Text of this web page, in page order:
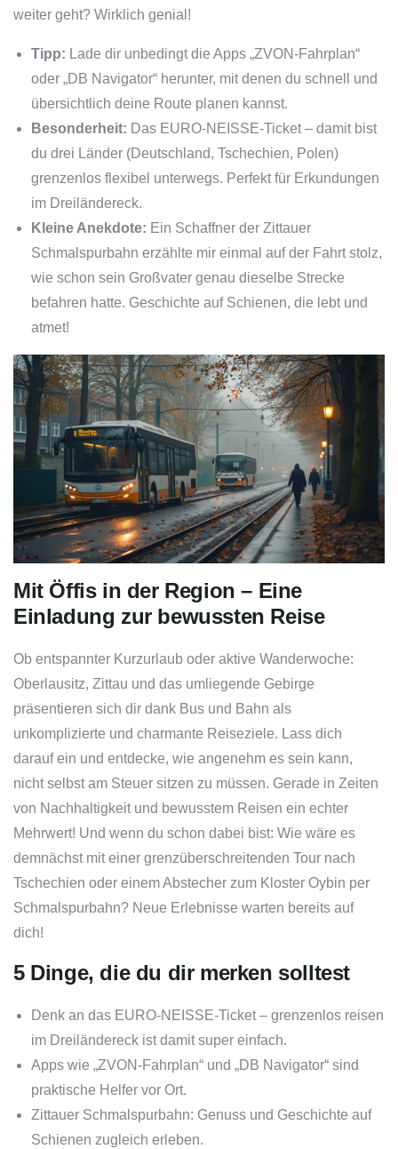
weiter geht? Wirklich genial!
Tipp: Lade dir unbedingt die Apps „ZVON-Fahrplan“
oder „DB Navigator“ herunter, mit denen du schnell und
übersichtlich deine Route planen kannst.
Besonderheit: Das EURO-NEISSE-Ticket – damit bist
du drei Länder (Deutschland, Tschechien, Polen)
grenzenlos flexibel unterwegs. Perfekt für Erkundungen
im Dreiländereck.
Kleine Anekdote: Ein Schaffner der Zittauer
Schmalspurbahn erzählte mir einmal auf der Fahrt stolz,
wie schon sein Großvater genau dieselbe Strecke
befahren hatte. Geschichte auf Schienen, die lebt und
atmet!
Mit Öffis in der Region – Eine
Einladung zur bewussten Reise
Ob entspannter Kurzurlaub oder aktive Wanderwoche:
Oberlausitz, Zittau und das umliegende Gebirge
präsentieren sich dir dank Bus und Bahn als
unkomplizierte und charmante Reiseziele. Lass dich
darauf ein und entdecke, wie angenehm es sein kann,
nicht selbst am Steuer sitzen zu müssen. Gerade in Zeiten
von Nachhaltigkeit und bewusstem Reisen ein echter
Mehrwert! Und wenn du schon dabei bist: Wie wäre es
demnächst mit einer grenzüberschreitenden Tour nach
Tschechien oder einem Abstecher zum Kloster Oybin per
Schmalspurbahn? Neue Erlebnisse warten bereits auf
dich!
5 Dinge, die du dir merken solltest
Denk an das EURO-NEISSE-Ticket – grenzenlos reisen
im Dreiländereck ist damit super einfach.
Apps wie „ZVON-Fahrplan“ und „DB Navigator“ sind
praktische Helfer vor Ort.
Zittauer Schmalspurbahn: Genuss und Geschichte auf
Schienen zugleich erleben.